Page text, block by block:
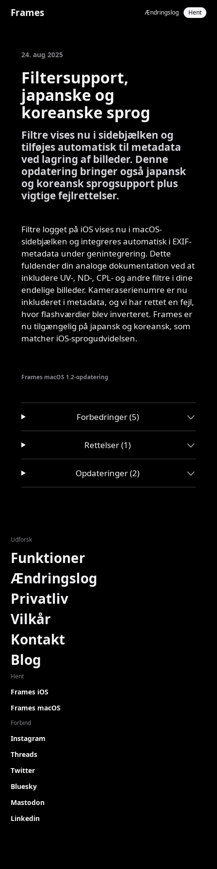
Frames Ændringslog Hent
24. aug 2025
Filtersupport,
japanske og
koreanske sprog
Filtre vises nu i sidebjælken og
tilføjes automatisk til metadata
ved lagring af billeder. Denne
opdatering bringer også japansk
og koreansk sprogsupport plus
vigtige fejlrettelser.
Filtre logget på iOS vises nu i macOS-
sidebjælken og integreres automatisk i EXIF-
metadata under genintegrering. Dette
fuldender din analoge dokumentation ved at
inkludere UV-, ND-, CPL- og andre filtre i dine
endelige billeder. Kameraserienumre er nu
inkluderet i metadata, og vi har rettet en fejl,
hvor flashværdier blev inverteret. Frames er
nu tilgængelig på japansk og koreansk, som
matcher iOS-sprogudvidelsen.
Frames macOS 1.2-opdatering
Forbedringer (5)
Rettelser (1)
Opdateringer (2)
Udforsk
Funktioner
Ændringslog
Privatliv
Vilkår
Kontakt
Blog
Hent
Frames iOS
Frames macOS
Forbind
Instagram
Threads
Twitter
Bluesky
Mastodon
Linkedin